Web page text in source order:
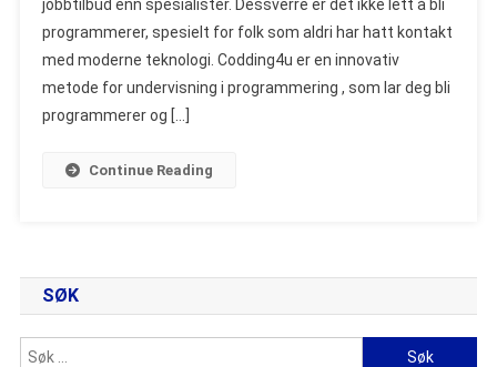
Programmering
I
21
Dager
jobbtilbud enn spesialister. Dessverre er det ikke lett å bli
programmerer, spesielt for folk som aldri har hatt kontakt
med moderne teknologi. Codding4u er en innovativ
metode for undervisning i programmering , som lar deg bli
programmerer og […]
Continue Reading
SØK